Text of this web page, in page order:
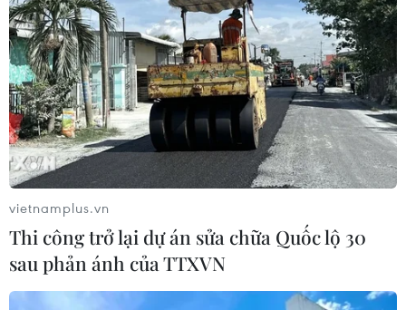
TIN CÙNG CHUYÊN MỤC
vietnamplus.vn
Thi công trở lại dự án sửa chữa Quốc lộ 30
sau phản ánh của TTXVN